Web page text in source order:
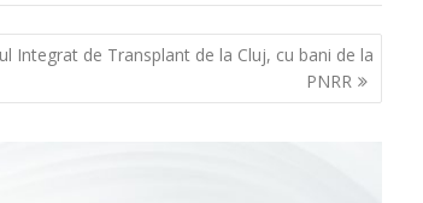
Integrat de Transplant de la Cluj, cu bani de la
PNRR